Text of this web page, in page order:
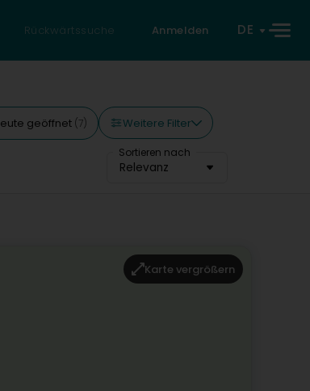
Rückwärtssuche Anmelden DE
geöffnet (7) Weitere Filter
Sortieren nach
Relevanz
Karte vergrößern